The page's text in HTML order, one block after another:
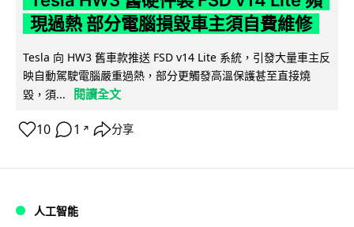
現過熱 部分電腦損毀車主須自費維修
Tesla 向 HW3 舊車款推送 FSD v14 Lite 系統，引發大量車主反
映自動駕駛電腦嚴重過熱，部分更觸發高溫保護甚至直接燒
毀，須...
閱讀全文
10 1 ↗ 分享
人工智能